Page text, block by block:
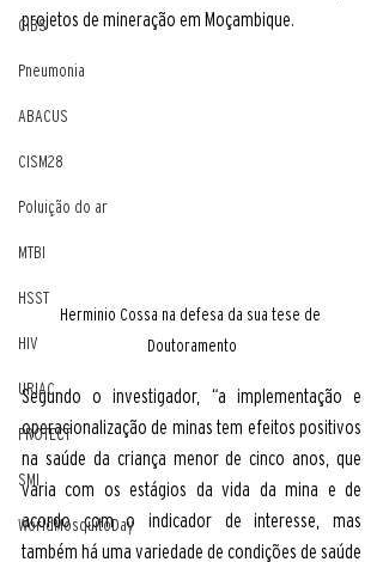
CIBS
Pneumonia
ABACUS
CISM28
Poluição do ar
MTBI
HSST
HIV
URIAC
PROTECT
SMI
WorldMosquitoDay
projetos de mineração em Moçambique.
Herminio Cossa na defesa da sua tese de
Doutoramento
Segundo o investigador, “a implementação e
operacionalização de minas tem efeitos positivos
na saúde da criança menor de cinco anos, que
varia com os estágios da vida da mina e de
acordo com o indicador de interesse, mas
também há uma variedade de condições de saúde